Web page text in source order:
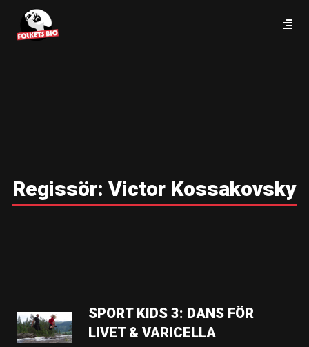
Regissör: Victor Kossakovsky
SPORT KIDS 3: DANS FÖR
LIVET & VARICELLA